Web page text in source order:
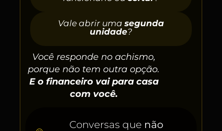
Vale abrir uma segunda
unidade?
Você responde no achismo,
porque não tem outra opção.
E o financeiro vai para casa
com você.
Conversas que não